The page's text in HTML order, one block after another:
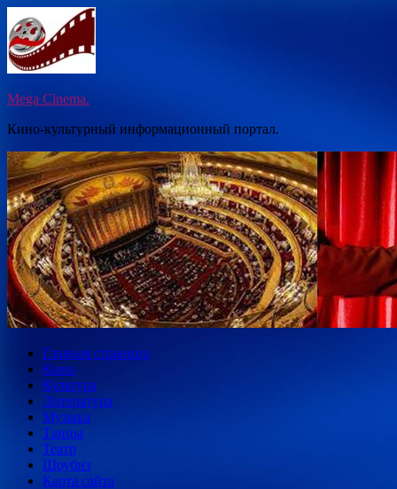
Перейти
к
содержимому
Mega Cinema.
Кино-культурный информационный портал.
Главная страница
Кино
Культура
Литература
Музыка
Танцы
Театр
Шоубиз
Карта сайта